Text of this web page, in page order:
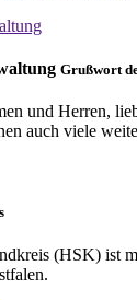
Grußwort
und Herren,
auch viele
(HSK) ist